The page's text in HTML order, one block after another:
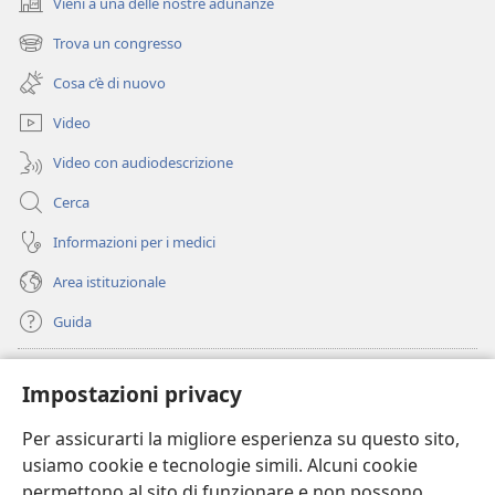
Impostazioni privacy
Per assicurarti la migliore esperienza su questo sito,
usiamo cookie e tecnologie simili. Alcuni cookie
(apre
una
nuova
finestra)
Trova un congresso
(apre
una
nuova
finestra)
Cosa c’è di nuovo
Video
Video con audiodescrizione
Cerca
Informazioni per i medici
Area istituzionale
Guida
(apre
una
nuova
finestra)
BIBLIOTECA ONLINE Watchtower
(apre
una
nuovaJW Hub